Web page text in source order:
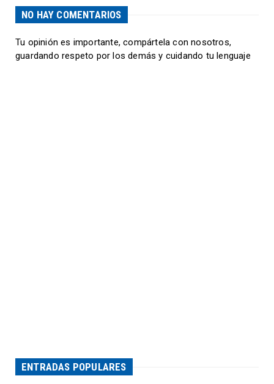
NO HAY COMENTARIOS
Tu opinión es importante, compártela con nosotros,
guardando respeto por los demás y cuidando tu lenguaje
ENTRADAS POPULARES